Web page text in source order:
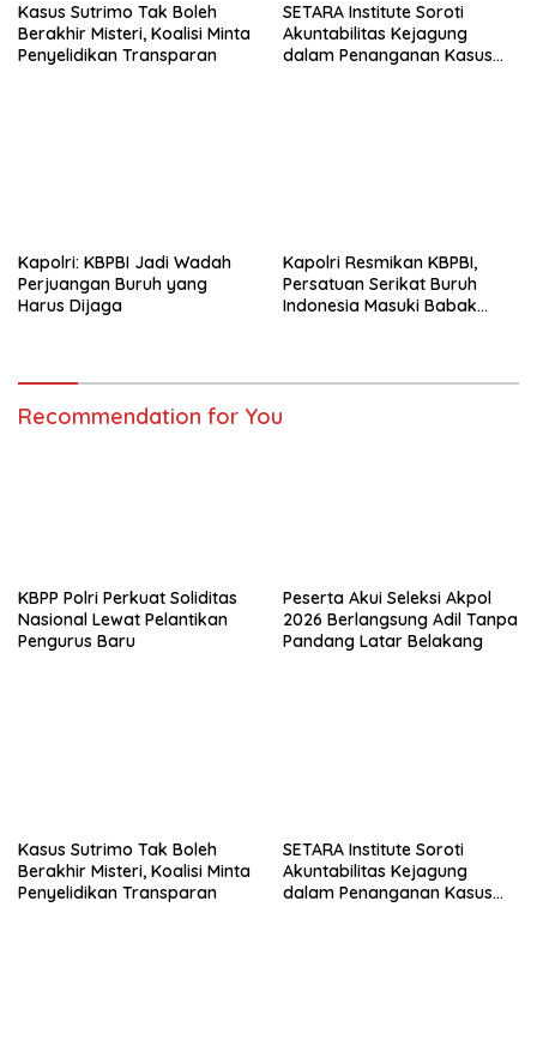
Kasus Sutrimo Tak Boleh
Berakhir Misteri, Koalisi Minta
Penyelidikan Transparan
SETARA Institute Soroti
Akuntabilitas Kejagung
dalam Penanganan Kasus
Kapolri: KBPBI Jadi Wadah
Perjuangan Buruh yang
Harus Dijaga
Kapolri Resmikan KBPBI,
Persatuan Serikat Buruh
Indonesia Masuki Babak
Recommendation for You
KBPP Polri Perkuat Soliditas
Nasional Lewat Pelantikan
Pengurus Baru
Peserta Akui Seleksi Akpol
2026 Berlangsung Adil Tanpa
Pandang Latar Belakang
Kasus Sutrimo Tak Boleh
Berakhir Misteri, Koalisi Minta
Penyelidikan Transparan
SETARA Institute Soroti
Akuntabilitas Kejagung
dalam Penanganan Kasus